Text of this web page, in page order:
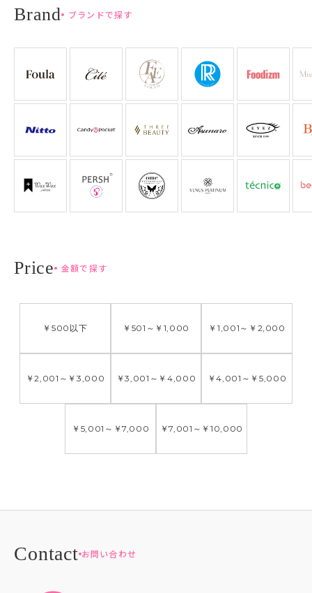
ブランドで探す
金額で探す
￥500 以下 ￥501 ～ ￥1,000 ￥1,001 ～ ￥2,000
￥2,001 ～ ￥3,000 ￥3,001 ～ ￥4,000 ￥4,001 ～ ￥5,000
￥5,001 ～ ￥7,000 ￥7,001 ～ ￥10,000
お問い合わせ